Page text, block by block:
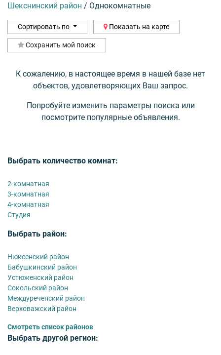
Шекснинский район / Однокомнатные
Сортировать по Показать на карте
Сохранить мой поиск
К сожалению, в настоящее время в нашей базе нет
объектов, удовлетворяющих Ваш запрос.
Попробуйте изменить параметры поиска или
посмотрите популярные объявления.
Выбрать количество комнат:
2-комнатная
3-комнатная
4-комнатная
Студия
Выбрать район:
Нюксенский район
Бабушкинский район
Устюженский район
Сокольский район
Междуреченский район
Верховажский район
Смотреть список районов
Выбрать другой регион: